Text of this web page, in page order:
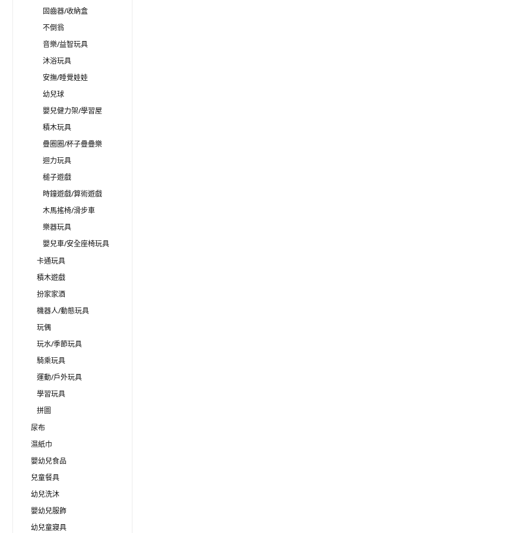
固齒器/收納盒
不倒翁
音樂/益智玩具
沐浴玩具
安撫/睡覺娃娃
幼兒球
嬰兒健力架/學習屋
積木玩具
疊圈圈/杯子疊疊樂
迴力玩具
槌子遊戲
時鐘遊戲/算術遊戲
木馬搖椅/滑步車
樂器玩具
嬰兒車/安全座椅玩具
卡通玩具
積木遊戲
扮家家酒
機器人/動態玩具
玩偶
玩水/季節玩具
騎乘玩具
運動/戶外玩具
學習玩具
拼圖
尿布
濕紙巾
嬰幼兒食品
兒童餐具
幼兒洗沐
嬰幼兒服飾
幼兒童寢具